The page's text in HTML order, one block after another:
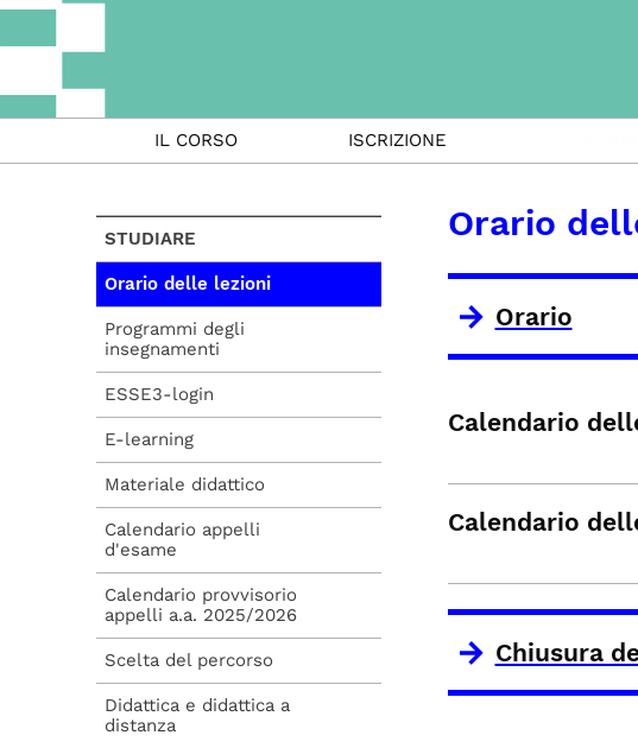
IL CORSO ISCRIZIONE
Orario
Orario
Calendario
Calendario
Chiusura
STUDIARE
Orario delle lezioni
Programmi degli
insegnamenti
ESSE3-login
E-learning
Materiale didattico
Calendario appelli
d'esame
Calendario provvisorio
appelli a.a. 2025/2026
Scelta del percorso
Didattica e didattica a
distanza